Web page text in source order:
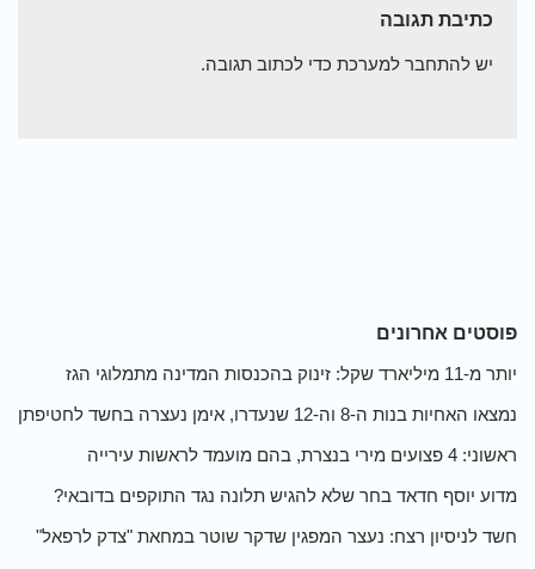
כתיבת תגובה
יש להתחבר למערכת כדי לכתוב תגובה.
פוסטים אחרונים
יותר מ-11 מיליארד שקל: זינוק בהכנסות המדינה מתמלוגי הגז
נמצאו האחיות בנות ה-8 וה-12 שנעדרו, אימן נעצרה בחשד לחטיפתן
ראשוני: 4 פצועים מירי בנצרת, בהם מועמד לראשות עירייה
מדוע יוסף חדאד בחר שלא להגיש תלונה נגד התוקפים בדובאי?
חשד לניסיון רצח: נעצר המפגין שדקר שוטר במחאת "צדק לרפאל"